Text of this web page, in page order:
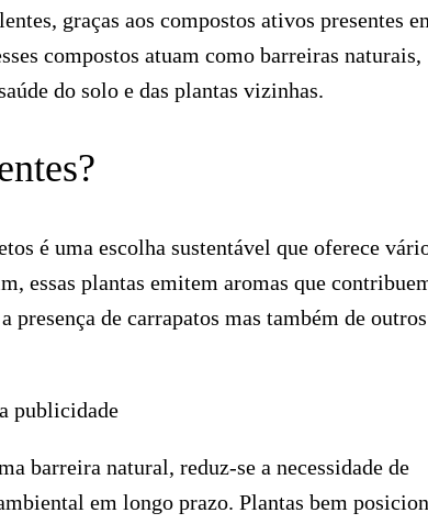
graças aos compostos ativos presentes
compostos atuam como barreiras naturais,
do solo e das plantas vizinhas.
é uma escolha sustentável que oferece
essas plantas emitem aromas que
de carrapatos mas também de outros
publicidade
barreira natural, reduz-se a necessidade de
em longo prazo. Plantas bem